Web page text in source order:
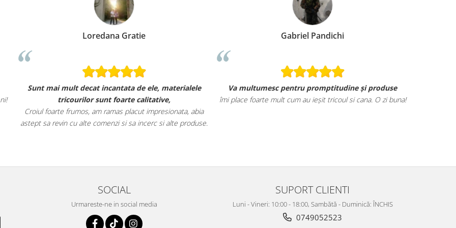
Loredana Gratie
Sunt mai mult decat incantata de ele, materialele
tricourilor sunt foarte calitative,
Croiul foarte frumos, am ramas placut impresionata, abia
astept sa revin cu alte comenzi si sa incerc si alte produse.
Gabriel Pandichi
Va multumesc pentru promptitudine și produse
îmi place foarte mult cum au ieșit tricoul si cana. O zi buna!
SOCIAL
Urmareste-ne in social media
SUPORT CLIENTI
Luni - Vineri: 10:00 - 18:00, Sambătă - Duminică: ÎNCHIS
0749052523